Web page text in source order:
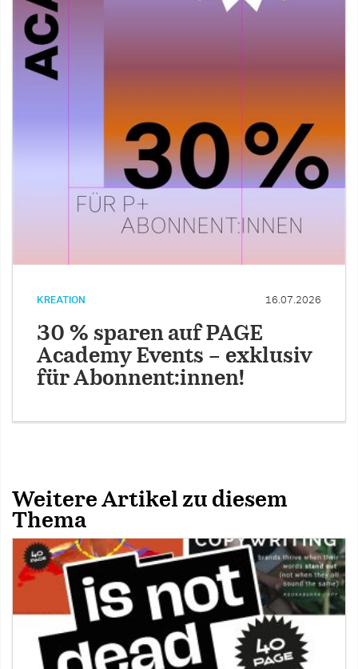
KREATION 16.07.2026
30 % sparen auf PAGE
Academy Events – exklusiv
für Abonnent:innen!
Weitere Artikel zu diesem
Thema